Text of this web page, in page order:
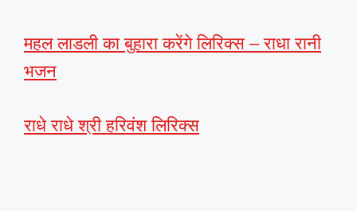
महल लाडली का बुहारा करेंगे लिरिक्स – राधा रानी
भजन
राधे राधे श्री हरिवंश लिरिक्स